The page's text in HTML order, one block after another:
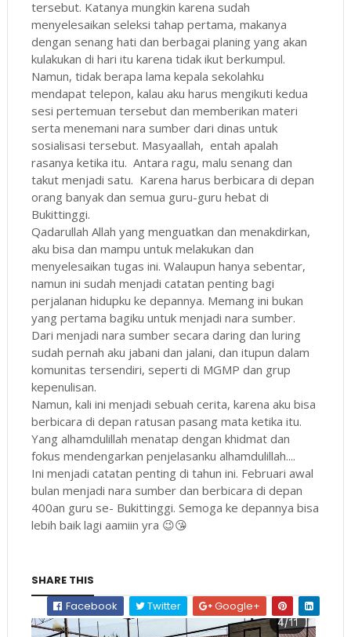
tersebut. Katanya mungkin karena sudah
menyelesaikan seleksi tahap pertama, makanya
dengan senang hati dan berbagai planing yang akan
kulakukan di hari itu karena tidak ikut berkumpul.
Namun, tidak berapa lama kepala sekolahku
mendapat telepon, kalau aku harus mengikuti kedua
sesi pertemuan tersebut dan memberikan materi
serta menemani nara sumber dari dinas untuk
sosialisasi tersebut. Masyaallah, entah apalah
rasanya ketika itu. Antara ragu, malu senang dan
takut menjadi satu. Karena harus berbicara di depan
orang banyak dan semua guru-guru hebat di
Bukittinggi.
Qadarullah Allah yang menguatkan dan menakdirkan,
aku bisa dan mampu untuk melakukan dan
menyelesaikan tugas ini. Walaupun hanya sebentar,
namun ini sudah menjadi catatan penting bagi
perjalanan hidupku ke depannya. Memang ini bukan
yang pertama bagiku untuk menjadi nara sumber.
Dari menjadi nara sumber secara daring dan luring
sudah pernah aku jabani dan jalani, dan itupun dalam
komunitas tersendiri, seperti di MGMP dan grup
kepenulisan.
Namun, kali ini menjadi sebuah cerita, karena aku bisa
berbicara di depan ratusan pasang mata ketika itu.
Yang alhamdulillah menatap dengan khidmat dan
fokus mendengarkan penjelasanku alhamdulillah....
Ini menjadi catatan penting di tahun ini. Februari awal
bulan menjadi nara sumber dan berbicara di depan
400an guru se- Bukittinggi. Semoga ke depannya bisa
lebih baik lagi aamiin yra 😉😘
SHARE THIS
Facebook
Twitter Google+